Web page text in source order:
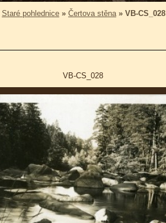
Staré pohlednice » Čertova stěna» VB-CS_028
VB-CS_028